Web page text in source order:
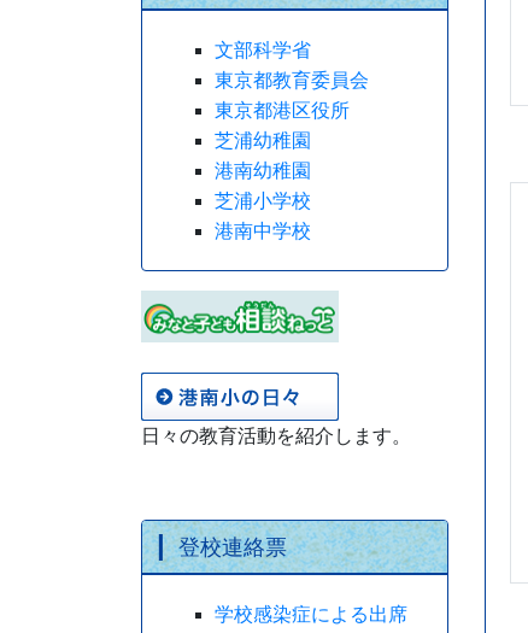
文部科学省
東京都教育委員会
東京都港区役所
芝浦幼稚園
港南幼稚園
芝浦小学校
港南中学校
日々の教育活動を紹介します。
登校連絡票
学校感染症による出席